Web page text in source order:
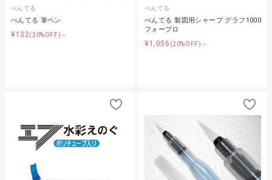
ぺんてる
ぺんてる 筆ペン
¥132(20%OFF)～
ぺんてる
ぺんてる 製図用シャープ グラフ1000
フォープロ
¥1,056 (20%OFF)～